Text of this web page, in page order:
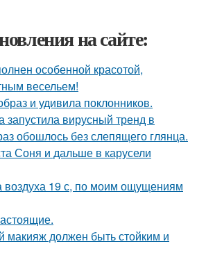
на сайте:
особенной красотой,
весельем!
и удивила поклонников.
запустила вирусный тренд в
обошлось без слепящего глянца.
Соня и дальше в карусели
воздуха 19 с, по моим ощущениям
макияж должен быть стойким и